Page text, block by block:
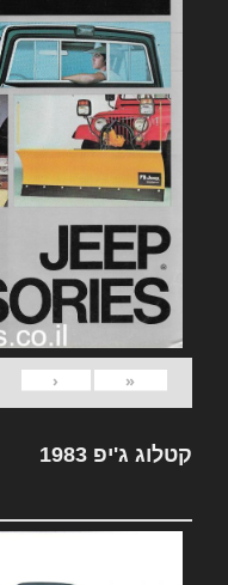
«
‹
קטלוג ג'יפ 1983